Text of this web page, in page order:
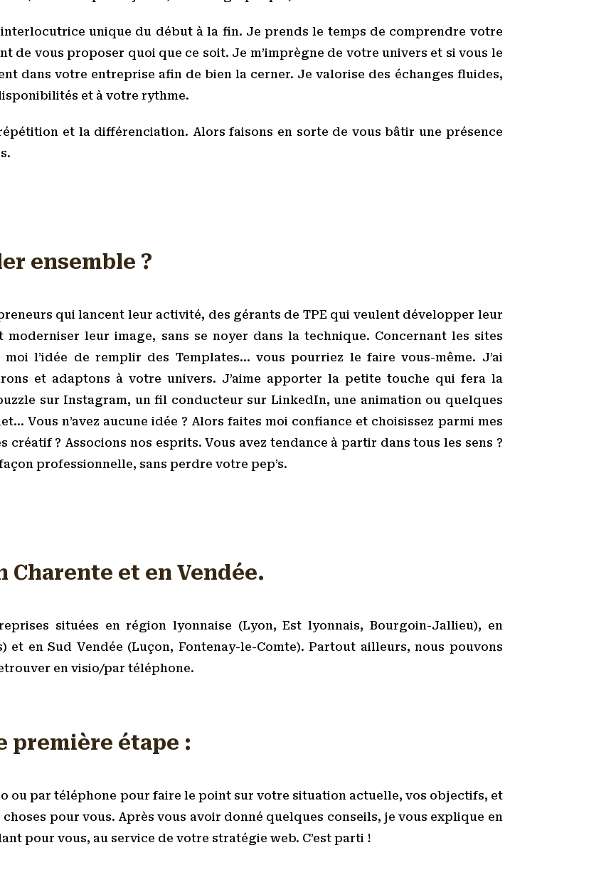
unique du début à la fin. Je prends le temps de comprendre votre
de vous proposer quoi que ce soit. Je m’imprègne de votre univers et si vous le
dans votre entreprise afin de bien la cerner. Je valorise des échanges fluides,
et à votre rythme.
et la différenciation. Alors faisons en sorte de vous bâtir une présence
ensemble ?
qui lancent leur activité, des gérants de TPE qui veulent développer leur
leur image, sans se noyer dans la technique. Concernant les sites
l’idée de remplir des Templates… vous pourriez le faire vous-même. J’ai
et adaptons à votre univers. J’aime apporter la petite touche qui fera la
sur Instagram, un fil conducteur sur LinkedIn, une animation ou quelques
Vous n’avez aucune idée ? Alors faites moi confiance et choisissez parmi mes
créatif ? Associons nos esprits. Vous avez tendance à partir dans tous les sens ?
professionnelle, sans perdre votre pep’s.
Charente et en Vendée.
situées en région lyonnaise (Lyon, Est lyonnais, Bourgoin-Jallieu), en
et en Sud Vendée (Luçon, Fontenay-le-Comte). Partout ailleurs, nous pouvons
en visio/par téléphone.
première étape :
ou par téléphone pour faire le point sur votre situation actuelle, vos objectifs, et
pour vous. Après vous avoir donné quelques conseils, je vous explique en
pour vous, au service de votre stratégie web. C’est parti !